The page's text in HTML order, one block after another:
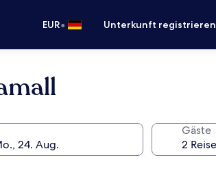
EUR• Unterkunft registrieren
Gäste